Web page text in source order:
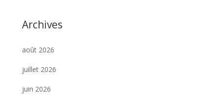
Archives
août 2026
juillet 2026
juin 2026